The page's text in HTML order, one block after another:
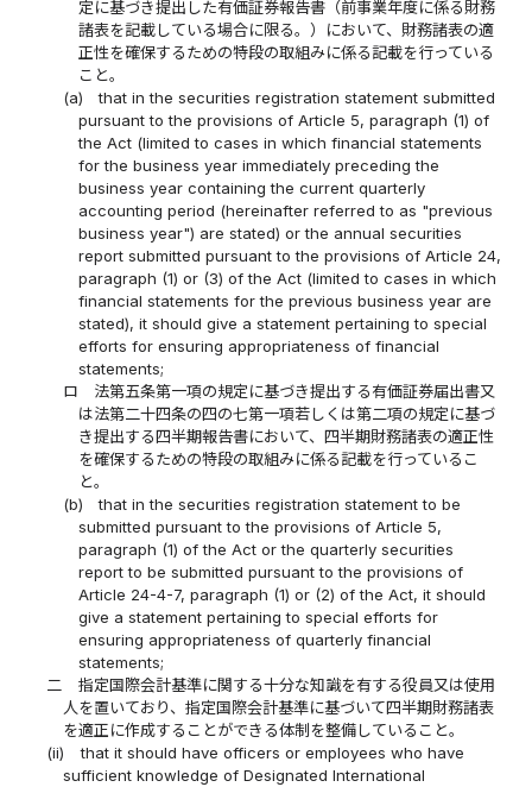
定に基づき提出した有価証券報告書（前事業年度に係る財務
諸表を記載している場合に限る。）において、財務諸表の適
正性を確保するための特段の取組みに係る記載を行っている
こと。
(a)
that in the securities registration statement submitted
pursuant to the provisions of Article 5, paragraph (1) of
the Act (limited to cases in which financial statements
for the business year immediately preceding the
business year containing the current quarterly
accounting period (hereinafter referred to as "previous
business year") are stated) or the annual securities
report submitted pursuant to the provisions of Article 24,
paragraph (1) or (3) of the Act (limited to cases in which
financial statements for the previous business year are
stated), it should give a statement pertaining to special
efforts for ensuring appropriateness of financial
statements;
ロ
法第五条第一項の規定に基づき提出する有価証券届出書又
は法第二十四条の四の七第一項若しくは第二項の規定に基づ
き提出する四半期報告書において、四半期財務諸表の適正性
を確保するための特段の取組みに係る記載を行っているこ
と。
(b)
that in the securities registration statement to be
submitted pursuant to the provisions of Article 5,
paragraph (1) of the Act or the quarterly securities
report to be submitted pursuant to the provisions of
Article 24-4-7, paragraph (1) or (2) of the Act, it should
give a statement pertaining to special efforts for
ensuring appropriateness of quarterly financial
statements;
二
指定国際会計基準に関する十分な知識を有する役員又は使用
人を置いており、指定国際会計基準に基づいて四半期財務諸表
を適正に作成することができる体制を整備していること。
(ii)
that it should have officers or employees who have
sufficient knowledge of Designated International